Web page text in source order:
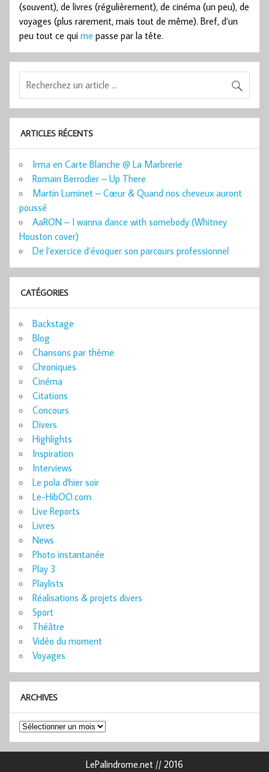
(souvent), de livres (régulièrement), de cinéma (un peu), de
voyages (plus rarement, mais tout de même). Bref, d’un
peu tout ce qui me passe par la tête.
ARTICLES RÉCENTS
Irma en Carte Blanche @ La Marbrerie
Romain Berrodier – Up There
Martin Luminet – Cœur & Quand nos cheveux auront
poussé
AaRON – I wanna dance with somebody (Whitney
Houston cover)
De l’exercice d’évoquer son parcours professionnel
CATÉGORIES
Backstage
Blog
Chansons par thème
Chroniques
Cinéma
Citations
Concours
Divers
Highlights
Inspiration
Interviews
Le pola d'hier soir
Le-HibOO.com
Live Reports
Livres
News
Photo instantanée
Play 3
Playlists
Réalisations & projets divers
Sport
Théâtre
Vidéo du moment
Voyages
ARCHIVES
Archives
LePalindrome.net // 2016